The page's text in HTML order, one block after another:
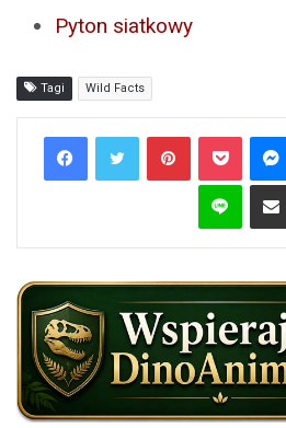
Pyton siatkowy
Tagi Wild Facts
PinterestPocket
Line